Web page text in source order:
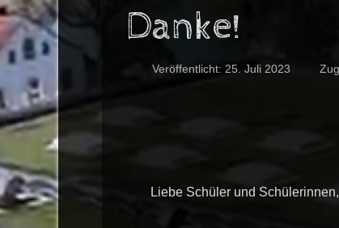
Danke!
Veröffentlicht: 25. Juli 2023
Liebe Schüler und